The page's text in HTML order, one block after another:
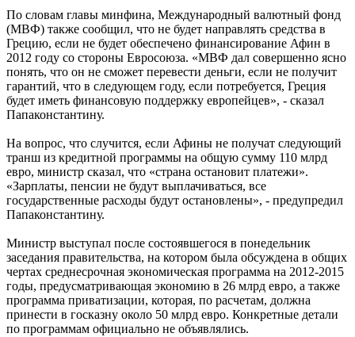
По словам главы минфина, Международный валютный фонд
(МВФ) также сообщил, что не будет направлять средства в
Грецию, если не будет обеспечено финансирование Афин в
2012 году со стороны Евросоюза. «МВФ дал совершенно ясно
понять, что он не сможет перевести деньги, если не получит
гарантий, что в следующем году, если потребуется, Греция
будет иметь финансовую поддержку европейцев», - сказал
Папаконстантину.
На вопрос, что случится, если Афины не получат следующий
транш из кредитной программы на общую сумму 110 млрд
евро, министр сказал, что «страна остановит платежи».
«Зарплаты, пенсии не будут выплачиваться, все
государственные расходы будут остановлены», - предупредил
Папаконстантину.
Министр выступал после состоявшегося в понедельник
заседания правительства, на котором была обсуждена в общих
чертах среднесрочная экономическая программа на 2012-2015
годы, предусматривающая экономию в 26 млрд евро, а также
программа приватизации, которая, по расчетам, должна
принести в госказну около 50 млрд евро. Конкретные детали
по программам официально не объявлялись.